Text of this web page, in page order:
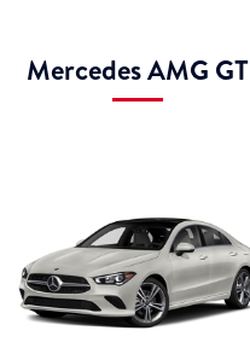
Mercedes AMG GT